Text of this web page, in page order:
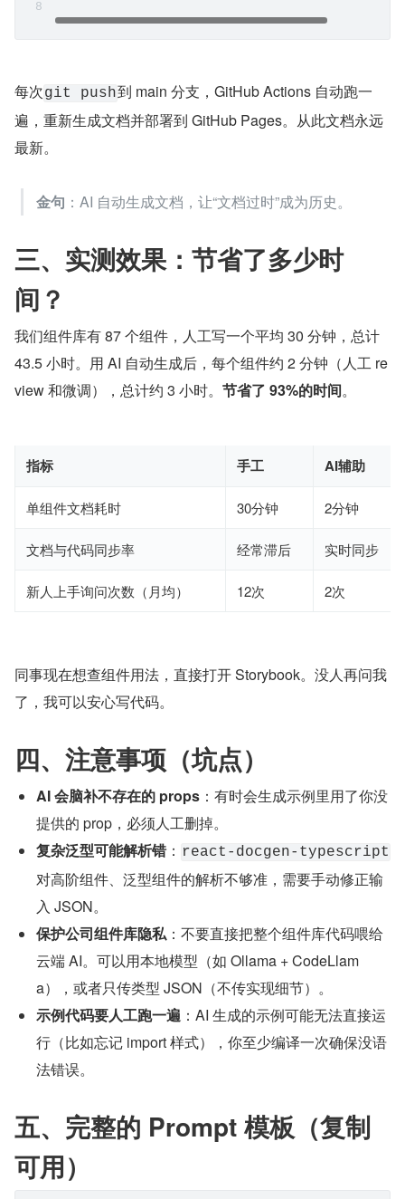
每次git push到 main 分支，GitHub Actions 自动跑一
遍，重新生成文档并部署到 GitHub Pages。从此文档永远
最新。
金句 ：AI 自动生成文档，让“文档过时”成为历史。
三、实测效果：节省了多少时
间？
我们组件库有 87 个组件，人工写一个平均 30 分钟，总计
43.5 小时。用 AI 自动生成后，每个组件约 2 分钟（人工 re
view 和微调），总计约 3 小时。 节省了 93%的时间。
指标 手工 AI辅助
单组件文档耗时 30分钟 2分钟
文档与代码同步率 经常滞后 实时同步
新人上手询问次数（月均） 12次 2次
同事现在想查组件用法，直接打开 Storybook。没人再问我
了，我可以安心写代码。
四、注意事项（坑点）
AI 会脑补不存在的 props ：有时会生成示例里用了你没
提供的 prop，必须人工删掉。
复杂泛型可能解析错 ： react-docgen-typescript
对高阶组件、泛型组件的解析不够准，需要手动修正输
入 JSON。
保护公司组件库隐私：不要直接把整个组件库代码喂给
云端 AI。可以用本地模型（如 Ollama + CodeLlam
a），或者只传类型 JSON（不传实现细节）。
示例代码要人工跑一遍 ：AI 生成的示例可能无法直接运
行（比如忘记 import 样式），你至少编译一次确保没语
法错误。
五、完整的 Prompt 模板（复制
可用）